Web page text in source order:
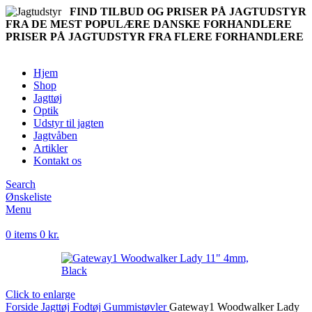
FIND TILBUD OG PRISER PÅ JAGTUDSTYR
FRA DE MEST POPULÆRE DANSKE FORHANDLERE
PRISER PÅ JAGTUDSTYR FRA FLERE FORHANDLERE
Hjem
Shop
Jagttøj
Optik
Udstyr til jagten
Jagtvåben
Artikler
Kontakt os
Search
Ønskeliste
Menu
0 items 0 kr.
Click to enlarge
Forside Jagttøj Fodtøj GummistøvlerGateway1 Woodwalker Lady